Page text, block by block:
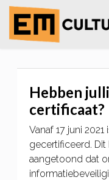
Hebben
certificaat?
Vanaf 17 juni
gecertificeerd.
aangetoond dat